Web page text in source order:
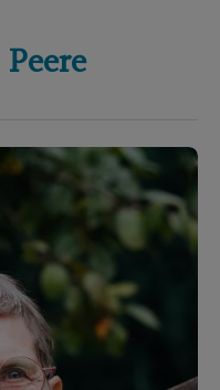
Peere